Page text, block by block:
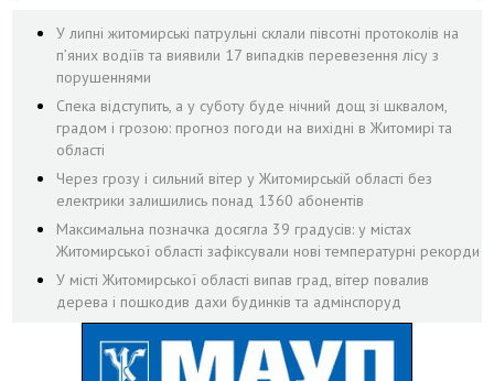
У липні житомирські патрульні склали півсотні протоколів на
пʼяних водіїв та виявили 17 випадків перевезення лісу з
порушеннями
Спека відступить, а у суботу буде нічний дощ зі шквалом,
градом і грозою: прогноз погоди на вихідні в Житомирі та
області
Через грозу і сильний вітер у Житомирській області без
електрики залишились понад 1360 абонентів
Максимальна позначка досягла 39 градусів: у містах
Житомирської області зафіксували нові температурні рекорди
У місті Житомирської області випав град, вітер повалив
дерева і пошкодив дахи будинків та адмінспоруд